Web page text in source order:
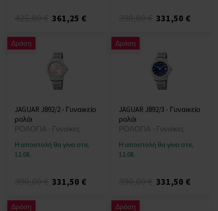
361,25 € 331,50 €
Δράση
JAGUAR J892/2 - Γυναικείο
ρολόι
ΡΟΛΟΓΙΑ - Γυναίκες
Η αποστολή θα γίνει στις
12.08.
331,50 €
Δράση
JAGUAR J892/3 - Γυναικείο
ρολόι
ΡΟΛΟΓΙΑ - Γυναίκες
Η αποστολή θα γίνει στις
12.08.
331,50 €
Δράση Δράση